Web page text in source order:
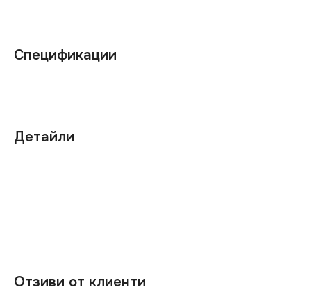
Детайли
Спецификации
Отзиви от клиенти